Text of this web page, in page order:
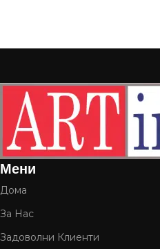
Мени
Дома
За Нас
Задоволни Клиенти